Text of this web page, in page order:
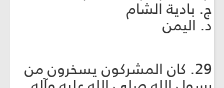
ج. بادية الشام
د. اليمن
29. كان المشركون يسخرون من